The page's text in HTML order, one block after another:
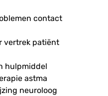
contact
vertrek patiënt
hulpmiddel
astma
neuroloog